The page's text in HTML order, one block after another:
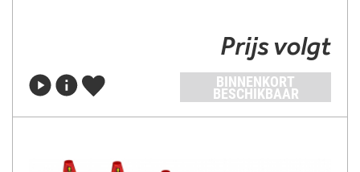
Prijs volgt
BINNENKORT
BESCHIKBAAR